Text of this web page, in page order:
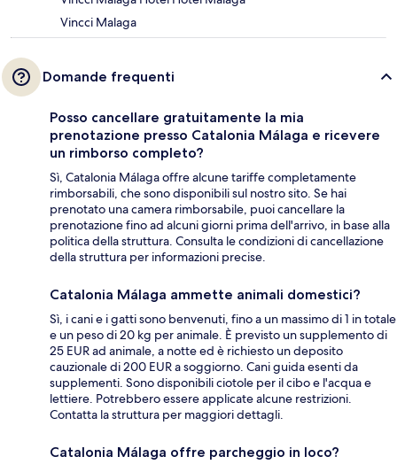
Vincci Malaga
Domande frequenti
Posso cancellare gratuitamente la mia
prenotazione presso Catalonia Málaga e ricevere
un rimborso completo?
Sì, Catalonia Málaga offre alcune tariffe completamente
rimborsabili, che sono disponibili sul nostro sito. Se hai
prenotato una camera rimborsabile, puoi cancellare la
prenotazione fino ad alcuni giorni prima dell'arrivo, in base alla
politica della struttura. Consulta le condizioni di cancellazione
della struttura per informazioni precise.
Catalonia Málaga ammette animali domestici?
Sì, i cani e i gatti sono benvenuti, fino a un massimo di 1 in totale
e un peso di 20 kg per animale. È previsto un supplemento di
25 EUR ad animale, a notte ed è richiesto un deposito
cauzionale di 200 EUR a soggiorno. Cani guida esenti da
supplementi. Sono disponibili ciotole per il cibo e l'acqua e
lettiere. Potrebbero essere applicate alcune restrizioni.
Contatta la struttura per maggiori dettagli.
Catalonia Málaga offre parcheggio in loco?